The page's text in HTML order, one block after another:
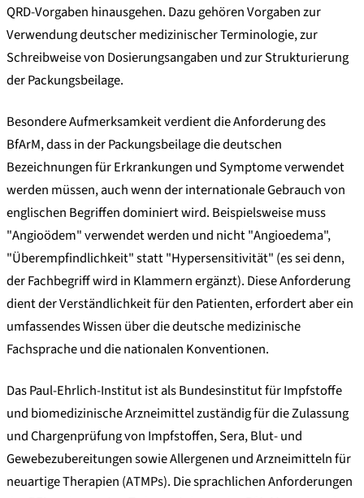
QRD-Vorgaben hinausgehen. Dazu gehören Vorgaben zur
Verwendung deutscher medizinischer Terminologie, zur
Schreibweise von Dosierungsangaben und zur Strukturierung
der Packungsbeilage.
Besondere Aufmerksamkeit verdient die Anforderung des
BfArM, dass in der Packungsbeilage die deutschen
Bezeichnungen für Erkrankungen und Symptome verwendet
werden müssen, auch wenn der internationale Gebrauch von
englischen Begriffen dominiert wird. Beispielsweise muss
"Angioödem" verwendet werden und nicht "Angioedema",
"Überempfindlichkeit" statt "Hypersensitivität" (es sei denn,
der Fachbegriff wird in Klammern ergänzt). Diese Anforderung
dient der Verständlichkeit für den Patienten, erfordert aber ein
umfassendes Wissen über die deutsche medizinische
Fachsprache und die nationalen Konventionen.
Das Paul-Ehrlich-Institut ist als Bundesinstitut für Impfstoffe
und biomedizinische Arzneimittel zuständig für die Zulassung
und Chargenprüfung von Impfstoffen, Sera, Blut- und
Gewebezubereitungen sowie Allergenen und Arzneimitteln für
neuartige Therapien (ATMPs). Die sprachlichen Anforderungen